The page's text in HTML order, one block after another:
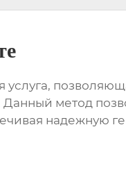
услуга,
метод
надежную